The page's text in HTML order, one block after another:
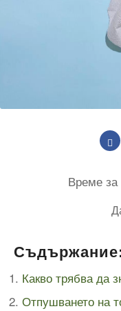
Време за
Какво трябва да
Отпушването на